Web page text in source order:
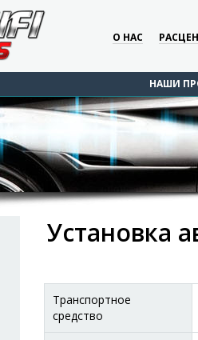
О НАС
НАШИ
Установка
Транспортное
средство